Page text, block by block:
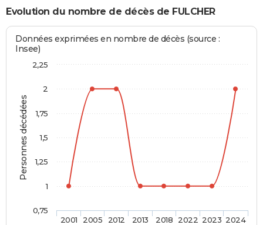
Evolution du nombre de décès de FULCHER
Personnes décédées
Données exprimées en nombre de décès (source :
Insee)
2001 2005 2012 2013 2018 2022 2023 2024
0,75
1
1,25
1,5
1,75
2
2,25